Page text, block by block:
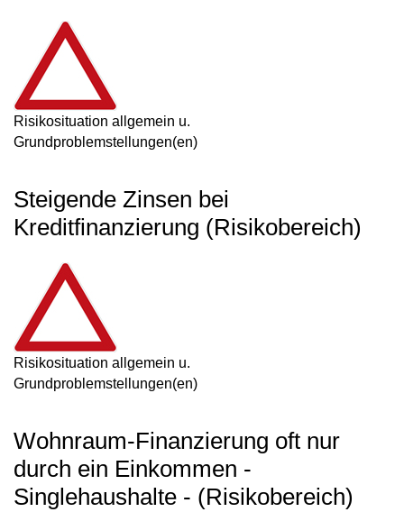
Risikosituation allgemein u.
Grundproblemstellungen(en)
Steigende Zinsen bei
Kreditfinanzierung (Risikobereich)
Risikosituation allgemein u.
Grundproblemstellungen(en)
Wohnraum-Finanzierung oft nur
durch ein Einkommen -
Singlehaushalte - (Risikobereich)